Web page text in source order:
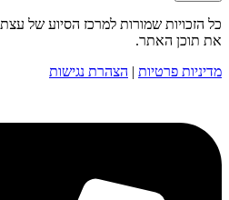
כל הזכויות שמורות למרכז הסיוע של
את תוכן האתר.
מדיניות פרטיות | הצהרת נגישות